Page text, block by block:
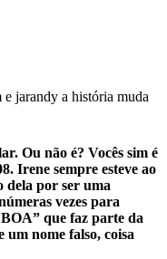
jarandy a história muda
Ou não é? Vocês sim é
Irene sempre esteve ao
dela por ser uma
vezes para
que faz parte da
nome falso, coisa